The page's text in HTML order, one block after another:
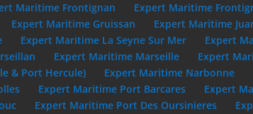
Maritime Frontignan Expert Maritime
Expert Maritime Gruissan
Expert Maritime
Expert Maritime La Seyne Sur Mer
Expert
Expert Maritime Marseille
Expert
& Port Hercule) Expert Maritime Narbonne
Expert Maritime Port Barcares
Expert
Expert Maritime Port Des Oursinieres